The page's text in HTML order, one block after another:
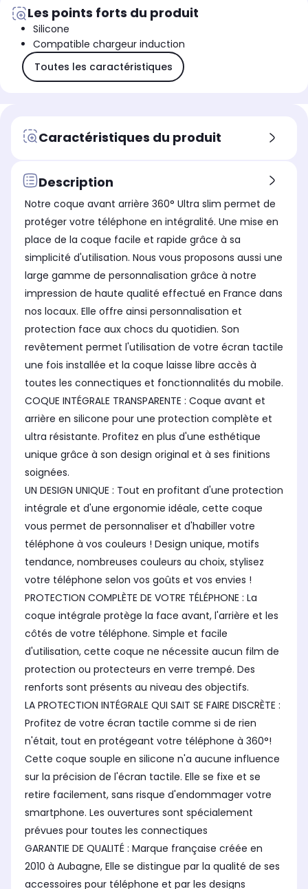
Les points forts du produit
Silicone
Compatible chargeur induction
Toutes les caractéristiques
Caractéristiques du produit
Description
Notre coque avant arrière 360° Ultra slim permet de
protéger votre téléphone en intégralité. Une mise en
place de la coque facile et rapide grâce à sa
simplicité d'utilisation. Nous vous proposons aussi une
large gamme de personnalisation grâce à notre
impression de haute qualité effectué en France dans
nos locaux. Elle offre ainsi personnalisation et
protection face aux chocs du quotidien. Son
revêtement permet l'utilisation de votre écran tactile
une fois installée et la coque laisse libre accès à
toutes les connectiques et fonctionnalités du mobile.
COQUE INTÉGRALE TRANSPARENTE : Coque avant et
arrière en silicone pour une protection complète et
ultra résistante. Profitez en plus d'une esthétique
unique grâce à son design original et à ses finitions
soignées.
UN DESIGN UNIQUE : Tout en profitant d'une protection
intégrale et d'une ergonomie idéale, cette coque
vous permet de personnaliser et d'habiller votre
téléphone à vos couleurs ! Design unique, motifs
tendance, nombreuses couleurs au choix, stylisez
votre téléphone selon vos goûts et vos envies !
PROTECTION COMPLÈTE DE VOTRE TÉLÉPHONE : La
coque intégrale protège la face avant, l'arrière et les
côtés de votre téléphone. Simple et facile
d'utilisation, cette coque ne nécessite aucun film de
protection ou protecteurs en verre trempé. Des
renforts sont présents au niveau des objectifs.
LA PROTECTION INTÉGRALE QUI SAIT SE FAIRE DISCRÈTE :
Profitez de votre écran tactile comme si de rien
n'était, tout en protégeant votre téléphone à 360°!
Cette coque souple en silicone n'a aucune influence
sur la précision de l'écran tactile. Elle se fixe et se
retire facilement, sans risque d'endommager votre
smartphone. Les ouvertures sont spécialement
prévues pour toutes les connectiques
GARANTIE DE QUALITÉ : Marque française créée en
2010 à Aubagne, Elle se distingue par la qualité de ses
accessoires pour téléphone et par les designs